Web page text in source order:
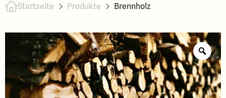
Startseite Produkte Brennholz